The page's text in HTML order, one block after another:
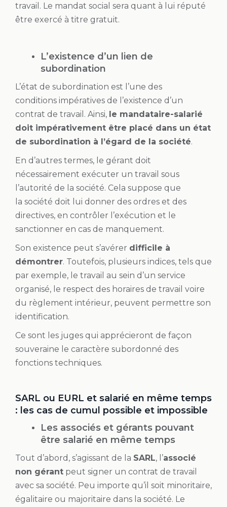
travail. Le mandat social sera quant à lui réputé
être exercé à titre gratuit.
L’existence d’un lien de
subordination
L’état de subordination est l’une des
conditions impératives de l’existence d’un
contrat de travail. Ainsi, le mandataire-salarié
doit impérativement être placé dans un état
de subordination à l’égard de la société.
En d’autres termes, le gérant doit
nécessairement exécuter un travail sous
l’autorité de la société. Cela suppose que
la société doit lui donner des ordres et des
directives, en contrôler l’exécution et le
sanctionner en cas de manquement.
Son existence peut s’avérer difficile à
démontrer. Toutefois, plusieurs indices, tels que
par exemple, le travail au sein d’un service
organisé, le respect des horaires de travail voire
du règlement intérieur, peuvent permettre son
identification.
Ce sont les juges qui apprécieront de façon
souveraine le caractère subordonné des
fonctions techniques.
SARL ou EURL et salarié en même temps
: les cas de cumul possible et impossible
Les associés et gérants pouvant
être salarié en même temps
Tout d’abord, s’agissant de la SARL, l’associé
non gérant peut signer un contrat de travail
avec sa société. Peu importe qu’il soit minoritaire,
égalitaire ou majoritaire dans la société. Le